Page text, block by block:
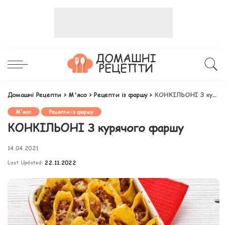
Домашні Рецепти >М'ясо>Рецепти із фаршу> КОНКІЛЬОНІ З курячого фаршу
М'ясо Рецепти із фаршу
КОНКІЛЬОНІ З курячого фаршу
14.04.2021
Last Updated: 22.11.2022